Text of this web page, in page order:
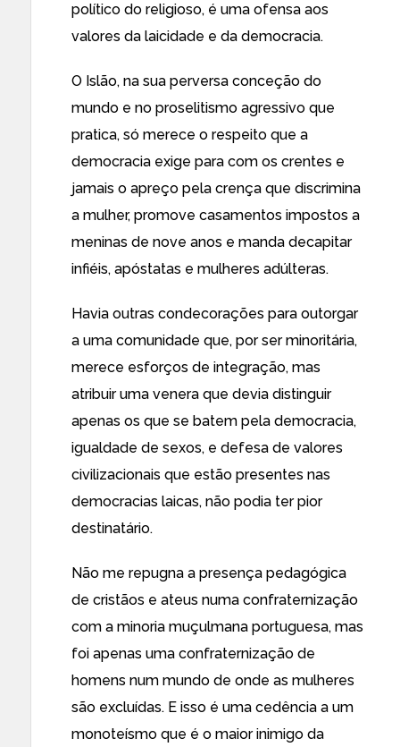
político do religioso, é uma ofensa aos
valores da laicidade e da democracia.
O Islão, na sua perversa conceção do
mundo e no proselitismo agressivo que
pratica, só merece o respeito que a
democracia exige para com os crentes e
jamais o apreço pela crença que discrimina
a mulher, promove casamentos impostos a
meninas de nove anos e manda decapitar
infiéis, apóstatas e mulheres adúlteras.
Havia outras condecorações para outorgar
a uma comunidade que, por ser minoritária,
merece esforços de integração, mas
atribuir uma venera que devia distinguir
apenas os que se batem pela democracia,
igualdade de sexos, e defesa de valores
civilizacionais que estão presentes nas
democracias laicas, não podia ter pior
destinatário.
Não me repugna a presença pedagógica
de cristãos e ateus numa confraternização
com a minoria muçulmana portuguesa, mas
foi apenas uma confraternização de
homens num mundo de onde as mulheres
são excluídas. E isso é uma cedência a um
monoteísmo que é o maior inimigo da